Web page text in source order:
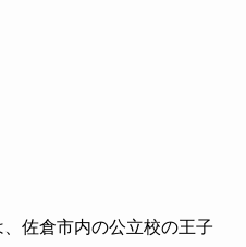
佐倉市内の公立校の王子